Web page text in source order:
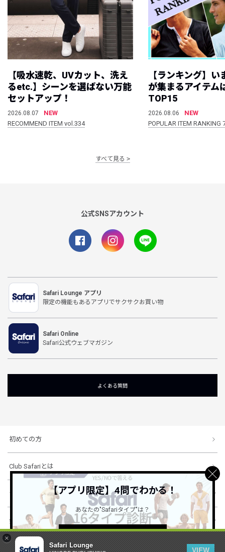
×
Safari Lounge
VIEW
【吸水速乾、UVカット、洗え
るetc.】シーンを選ばない万能
セットアップ！
2026.08.07
NEW
RECOMMEND ITEM vol.334
【ランキング】
が集まるアイテム
TOP15
2026.08.06
NEW
POPULAR ITEM
すべて見る
公式SNSアカウント
Safari Lounge アプリ
限定の機能もあるアプリでサクサクお買い物
Safari Online
Safari公式ウェブマガジン
よくある質問
初めての方
Club Safariとは
ショッピングガイド
会社概要・規約
【アプリ限定】4問でわかる！
あなたの"Safariタイプ"は？
詳しくはこちら ＞